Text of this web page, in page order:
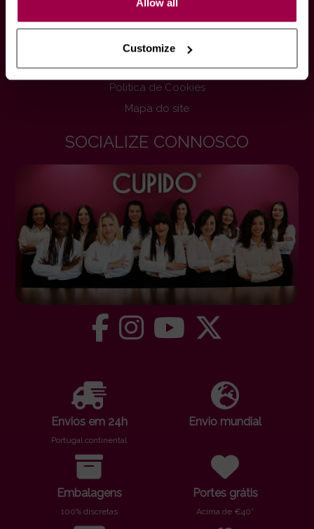
Customize
Ganhar Dinheiro
Blog Sex Shop
Swing
Atendimento Exclusivo
Politica de Cookies
Mapa do site
SOCIALIZE CONNOSCO
Envios em 24h
Portugal continental
Envio mundial
Embalagens
100% discretas
Portes grátis
Acima de €40*